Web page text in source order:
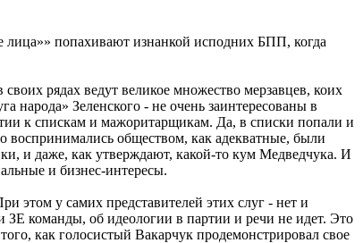
лица»» попахивают изнанкой исподних БПП, когда
рядах ведут великое множество мерзавцев, коих
Зеленского - не очень заинтересованы в
к спискам и мажоритарщикам. Да, в списки попали и
воспринимались обществом, как адекватные, были
и даже, как утверждают, какой-то кум Медведчука. И
и бизнес-интересы.
этом у самих представителей этих слуг - нет и
ЗЕ команды, об идеологии в партии и речи не идет. Это
как голосистый Вакарчук продемонстрировал свое